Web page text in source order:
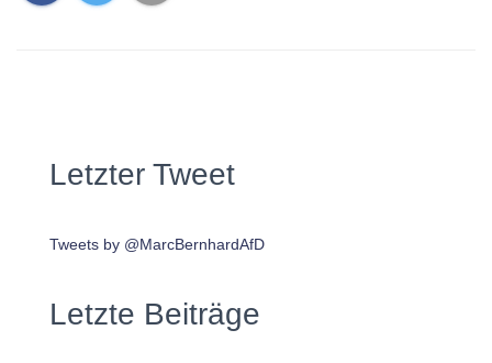
Letzter Tweet
Tweets by @MarcBernhardAfD
Letzte Beiträge